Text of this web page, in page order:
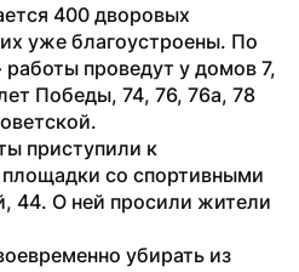
400 дворовых
уже благоустроены. По
проведут у домов 7,
Победы, 74, 76, 76а, 78
приступили к
со спортивными
44. О ней просили жители
убирать из